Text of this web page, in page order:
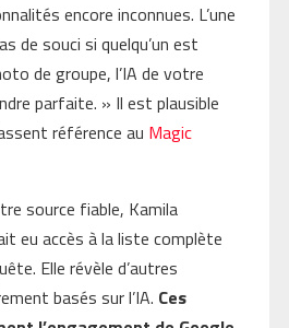
encore inconnues. L’une
de souci si quelqu’un est
de groupe, l’IA de votre
parfaite. » Il est plausible
référence au Magic
source fiable, Kamila
eu accès à la liste complète
Elle révèle d’autres
basés sur l’IA. Ces